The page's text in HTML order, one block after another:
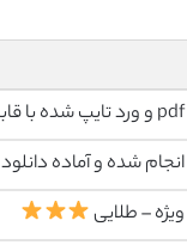
pdf و ورد تایپ شده با قابلیت ویرایش
انجام شده و آماده دانلود
ویژه – طلایی